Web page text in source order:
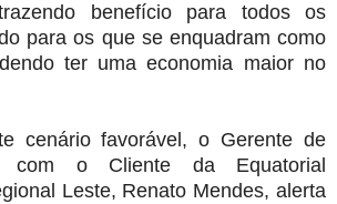
benefício para todos os
para os que se enquadram como
ter uma economia maior no
cenário favorável, o Gerente de
com o Cliente da Equatorial
Leste, Renato Mendes, alerta